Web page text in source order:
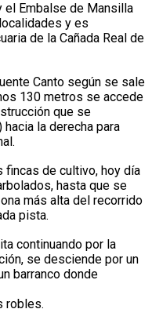
el Embalse de Mansilla
y es
de la Cañada Real de
Canto según se sale
130 metros se accede
que se
la derecha para
fincas de cultivo, hoy día
hasta que se
más alta del recorrido
pista.
continuando por la
se desciende por un
barranco donde
robles.